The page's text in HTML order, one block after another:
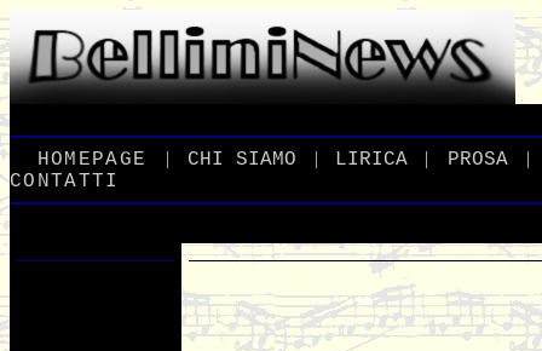
HOMEPAGE | CHI _SIAMO | LIRICA | PROSA_ |
CONTATTI